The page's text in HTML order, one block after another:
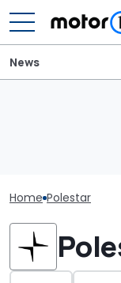
News
Home Polestar